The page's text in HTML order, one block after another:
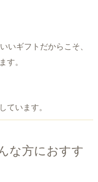
いギフトだからこそ、
す。
ています。
な方におすす